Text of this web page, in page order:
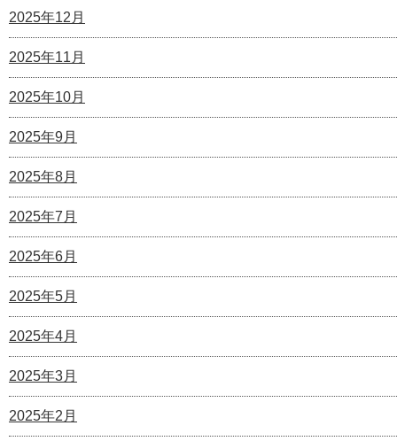
2025年12月
2025年11月
2025年10月
2025年9月
2025年8月
2025年7月
2025年6月
2025年5月
2025年4月
2025年3月
2025年2月